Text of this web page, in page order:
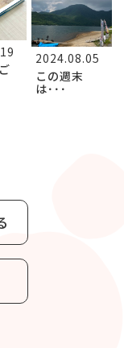
2024.08.05
この週末
は･･･